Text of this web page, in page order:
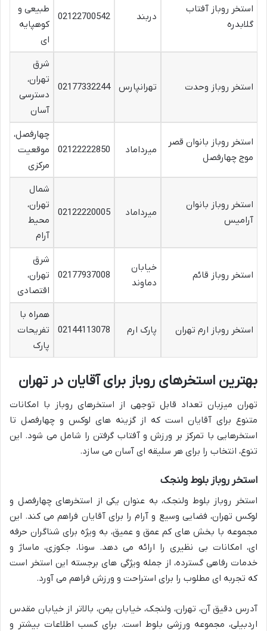
استخر روباز آفتاب
گلابدره
دربند 02122700542
طبیعی و
کوهپایه
ای
استخر روباز وحدت تهرانپارس 02177332244
شرق
تهران،
دسترسی
آسان
استخر روباز بانوان قصر
موج چهارفصل
میرداماد 02122222850
چهارفصل،
موقعیت
مرکزی
استخر روباز بانوان
آرامیس
میرداماد 02122220005
شمال
تهران،
محیط
آرام
استخر روباز قائم
خیابان
دماوند
02177937008
شرق
تهران،
اقتصادی
استخر روباز ارم تهران پارک ارم 02144113078
همراه با
تفریحات
پارک
بهترین استخرهای روباز برای آقایان در تهران
تهران میزبان تعداد قابل توجهی از استخرهای روباز با امکانات
متنوع برای آقایان است که از گزینه های لوکس و چهارفصل تا
استخرهایی با تمرکز بر ورزش و آفتاب گرفتن را شامل می شود. این
تنوع، انتخاب را برای هر سلیقه ای آسان می سازد.
استخر روباز بلوط ولنجک
استخر روباز بلوط ولنجک، به عنوان یکی از استخرهای چهارفصل و
لوکس تهران، فضایی وسیع و آرام را برای آقایان فراهم می کند. این
مجموعه با بخش های کم عمق و عمیق، به ویژه برای شناگران حرفه
ای، امکانات بی نظیری را ارائه می دهد. سونا، جکوزی، ماساژ و
خدمات رفاهی گسترده، از جمله ویژگی های برجسته این استخر است
که تجربه ای مطلوب را برای استراحت و ورزش فراهم می آورد.
آدرس دقیق آن، تهران، ولنجک، خیابان یمن، بالاتر از خیابان مقدس
اردبیلی، مجموعه ورزشی بلوط است. برای کسب اطلاعات بیشتر و